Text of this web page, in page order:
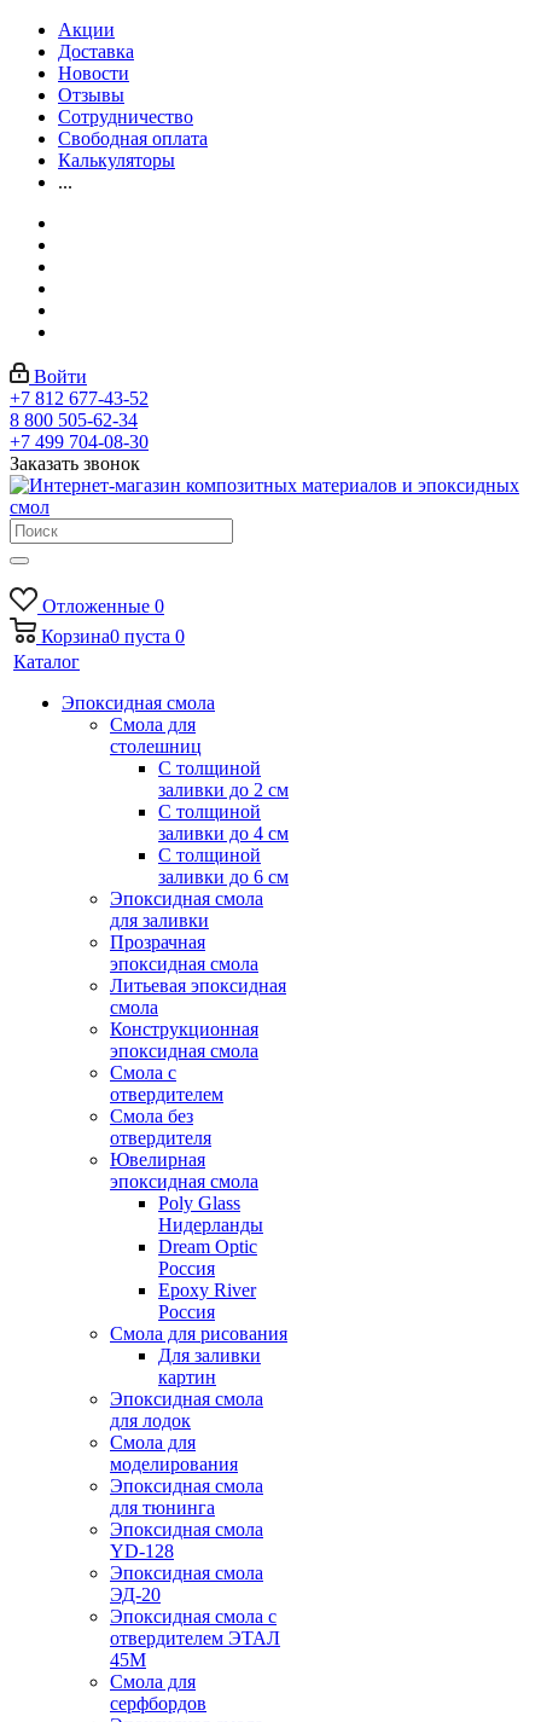
Акции
Доставка
Новости
Отзывы
Сотрудничество
Свободная оплата
Калькуляторы
...
Войти
+7 812 677-43-52
8 800 505-62-34
+7 499 704-08-30
Заказать звонок
Отложенные 0
Корзина0 пуста 0
Каталог
Эпоксидная смола
Смола для
столешниц
С толщиной
заливки до 2 см
С толщиной
заливки до 4 см
С толщиной
заливки до 6 см
Эпоксидная смола
для заливки
Прозрачная
эпоксидная смола
Литьевая эпоксидная
смола
Конструкционная
эпоксидная смола
Смола с
отвердителем
Смола без
отвердителя
Ювелирная
эпоксидная смола
Poly Glass
Нидерланды
Dream Optic
Россия
Epoxy River
Россия
Смола для рисования
Для заливки
картин
Эпоксидная смола
для лодок
Смола для
моделирования
Эпоксидная смола
для тюнинга
Эпоксидная смола
YD-128
Эпоксидная смола
ЭД-20
Эпоксидная смола с
отвердителем ЭТАЛ
45М
Смола для
серфбордов